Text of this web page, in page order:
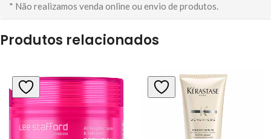
* Não realizamos venda online ou envio de produtos.
Produtos relacionados